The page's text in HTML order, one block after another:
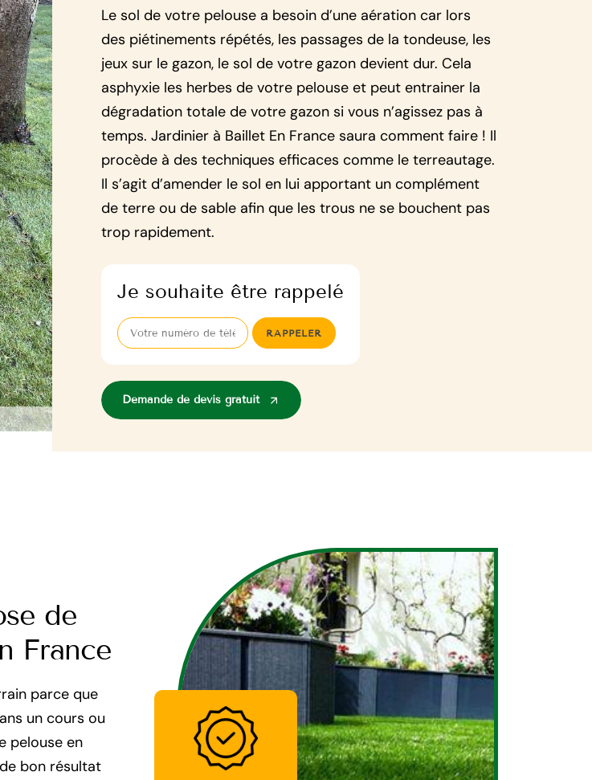
Le sol de votre pelouse a besoin d’une aération car lors
des piétinements répétés, les passages de la tondeuse, les
jeux sur le gazon, le sol de votre gazon devient dur. Cela
asphyxie les herbes de votre pelouse et peut entrainer la
dégradation totale de votre gazon si vous n’agissez pas à
temps. Jardinier à Baillet En France saura comment faire ! Il
procède à des techniques efficaces comme le terreautage.
Il s’agit d’amender le sol en lui apportant un complément
de terre ou de sable afin que les trous ne se bouchent pas
trop rapidement.
Je souhaite être rappelé
Demande de devis gratuit
de
France
parce que
un cours ou
pelouse en
bon résultat